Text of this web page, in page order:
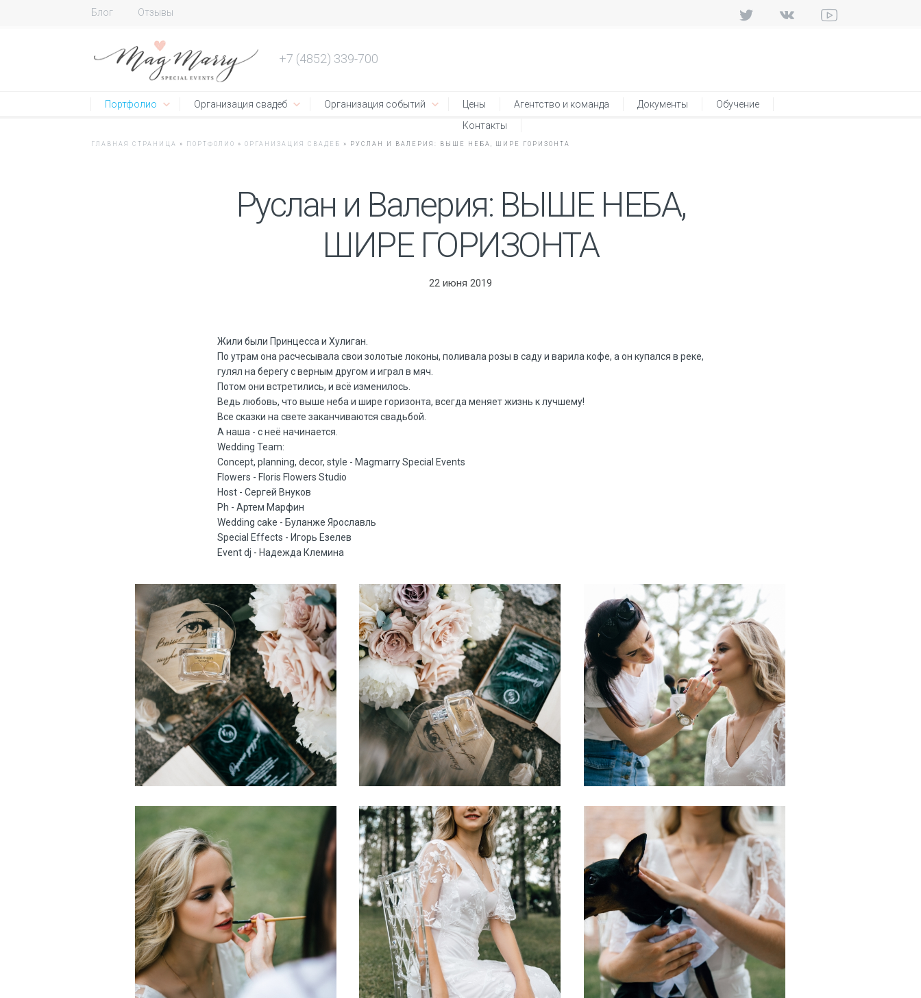
Блог Отзывы
+7 (4852) 339-700
Портфолио Организация свадеб Организация событий Цены Агентство и команда Документы
Обучение
Контакты
ГЛАВНАЯ СТРАНИЦА » ПОРТФОЛИО » ОРГАНИЗАЦИЯ СВАДЕБ » РУСЛАН И ВАЛЕРИЯ: ВЫШЕ НЕБА, ШИРЕ ГОРИЗОНТА
Руслан и Валерия: ВЫШЕ НЕБА,
ШИРЕ ГОРИЗОНТА
22 июня 2019
Жили были Принцесса и Хулиган.
По утрам она расчесывала свои золотые локоны, поливала розы в саду и варила кофе, а он купался в реке,
гулял на берегу с верным другом и играл в мяч.
Потом они встретились, и всё изменилось.
Ведь любовь, что выше неба и шире горизонта, всегда меняет жизнь к лучшему!
Все сказки на свете заканчиваются свадьбой.
А наша - с неё начинается.
Wedding Team:
Concept, planning, decor, style - Magmarry Special Events
Flowers - Floris Flowers Studio
Host - Сергей Внуков
Ph - Артем Марфин
Wedding cake - Буланже Ярославль
Special Effects - Игорь Езелев
Event dj - Надежда Клемина